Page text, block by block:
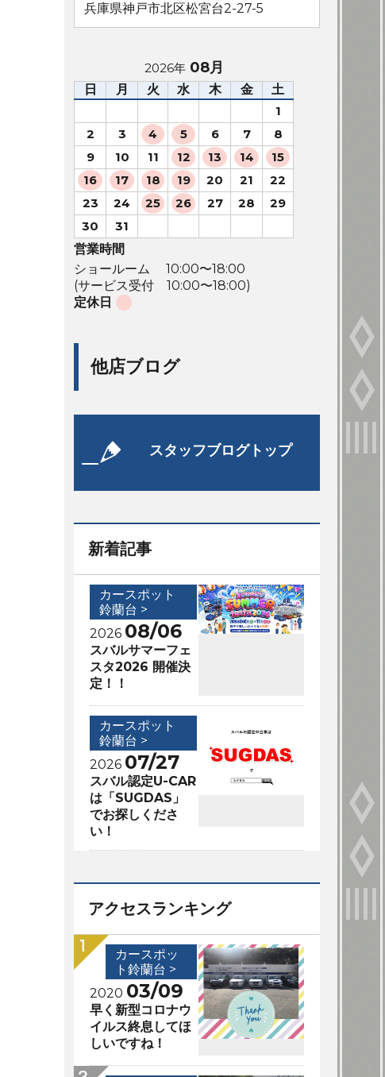
兵庫県神戸市北区松宮台2-27-5
2026年 08月
日 月 火 水 木 金 土
1
2
3 4 5 6 7
8
9
10 11 12 13 14
15
16
17 18 19 20 21
22
23
24 25 26 27 28
29
30
31
営業時間
ショールーム 10:00〜18:00
(サービス受付 10:00〜18:00)
定休日
他店ブログ
スタッフブログトップ
新着記事
カースポット
鈴蘭台 >
2026 08/06
スバルサマーフェ
スタ2026 開催決
定！！
カースポット
鈴蘭台 >
2026 07/27
スバル認定U-CAR
は「SUGDAS」
でお探しくださ
い！
アクセスランキング
カースポッ
ト鈴蘭台 >
2020 03/09
早く新型コロナウ
イルス終息してほ
しいですね！